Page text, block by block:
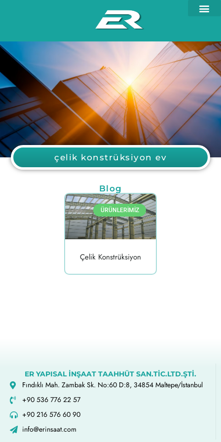
çelik konstrüksiyon ev
Blog
ÜRÜNLERİMİZ
Çelik Konstrüksiyon
ER YAPISAL İNŞAAT TAAHHÜT SAN.TİC.LTD.ŞTİ.
Fındıklı Mah. Zambak Sk. No:60 D:8, 34854 Maltepe/İstanbul
+90 536 776 22 57
+90 216 576 60 90
info@erinsaat.com